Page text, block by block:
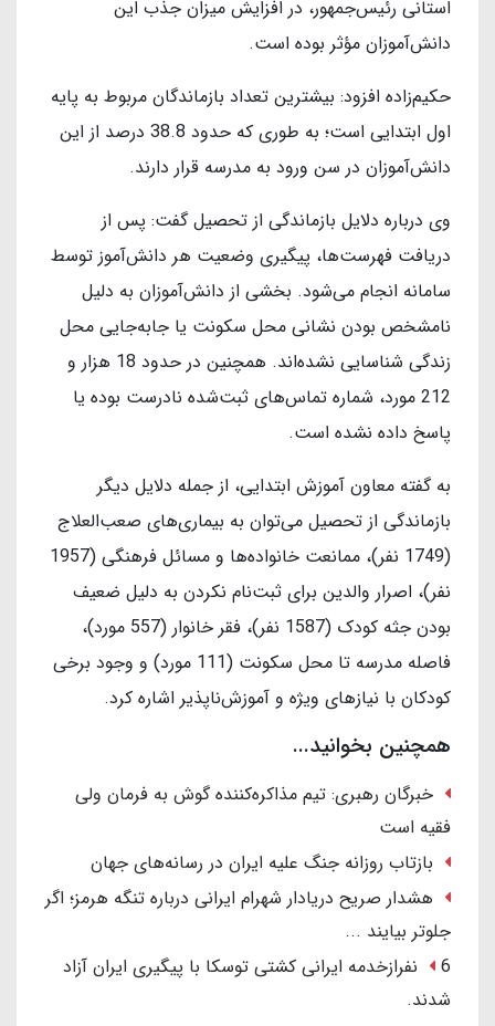
استانی رئیس‌جمهور، در افزایش میزان جذب این
دانش‌آموزان مؤثر بوده است.
حکیم‌زاده افزود: بیشترین تعداد بازماندگان مربوط به پایه
اول ابتدایی است؛ به طوری که حدود 38.8 درصد از این
دانش‌آموزان در سن ورود به مدرسه قرار دارند.
وی درباره دلایل بازماندگی از تحصیل گفت: پس از
دریافت فهرست‌ها، پیگیری وضعیت هر دانش‌آموز توسط
سامانه انجام می‌شود. بخشی از دانش‌آموزان به دلیل
نامشخص بودن نشانی محل سکونت یا جابه‌جایی محل
زندگی شناسایی نشده‌اند. همچنین در حدود 18 هزار و
212 مورد، شماره تماس‌های ثبت‌شده نادرست بوده یا
پاسخ داده نشده است.
به گفته معاون آموزش ابتدایی، از جمله دلایل دیگر
بازماندگی از تحصیل می‌توان به بیماری‌های صعب‌العلاج
(1749 نفر)، ممانعت خانواده‌ها و مسائل فرهنگی (1957
نفر)، اصرار والدین برای ثبت‌نام نکردن به دلیل ضعیف
بودن جثه کودک (1587 نفر)، فقر خانوار (557 مورد)،
فاصله مدرسه تا محل سکونت (111 مورد) و وجود برخی
کودکان با نیازهای ویژه و آموزش‌ناپذیر اشاره کرد.
همچنین بخوانید...
خبرگان رهبری: تیم مذاکره‌کننده گوش به فرمان ولی
فقیه است
بازتاب روزانه جنگ علیه ایران در رسانه‌های جهان
هشدار صریح دریادار شهرام ایرانی درباره تنگه هرمز؛ اگر
جلوتر بیایند ...
6 نفرازخدمه ایرانی کشتی توسکا با پیگیری ایران آزاد
شدند.